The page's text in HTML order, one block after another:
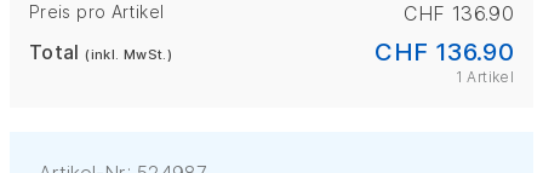
Preis pro Artikel
CHF 136.90
Total(inkl. MwSt.) CHF 136.90
1 Artikel